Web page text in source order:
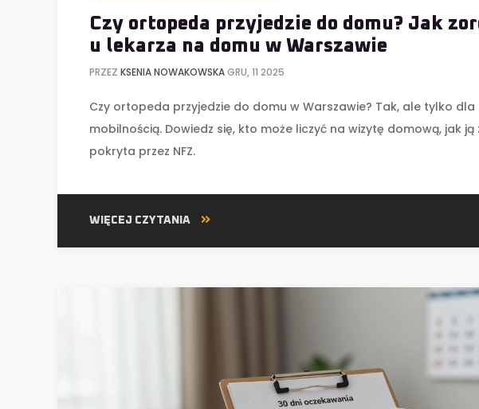
Czy ortopeda przyjedzie do domu? Jak
u lekarza na domu w Warszawie
PRZEZ KSENIA NOWAKOWSKAGRU, 11 2025
Czy ortopeda przyjedzie do domu w Warszawie? Tak, ale tylko
mobilnością. Dowiedz się, kto może liczyć na wizytę domową, jak
pokryta przez NFZ.
WIĘCEJ CZYTANIA